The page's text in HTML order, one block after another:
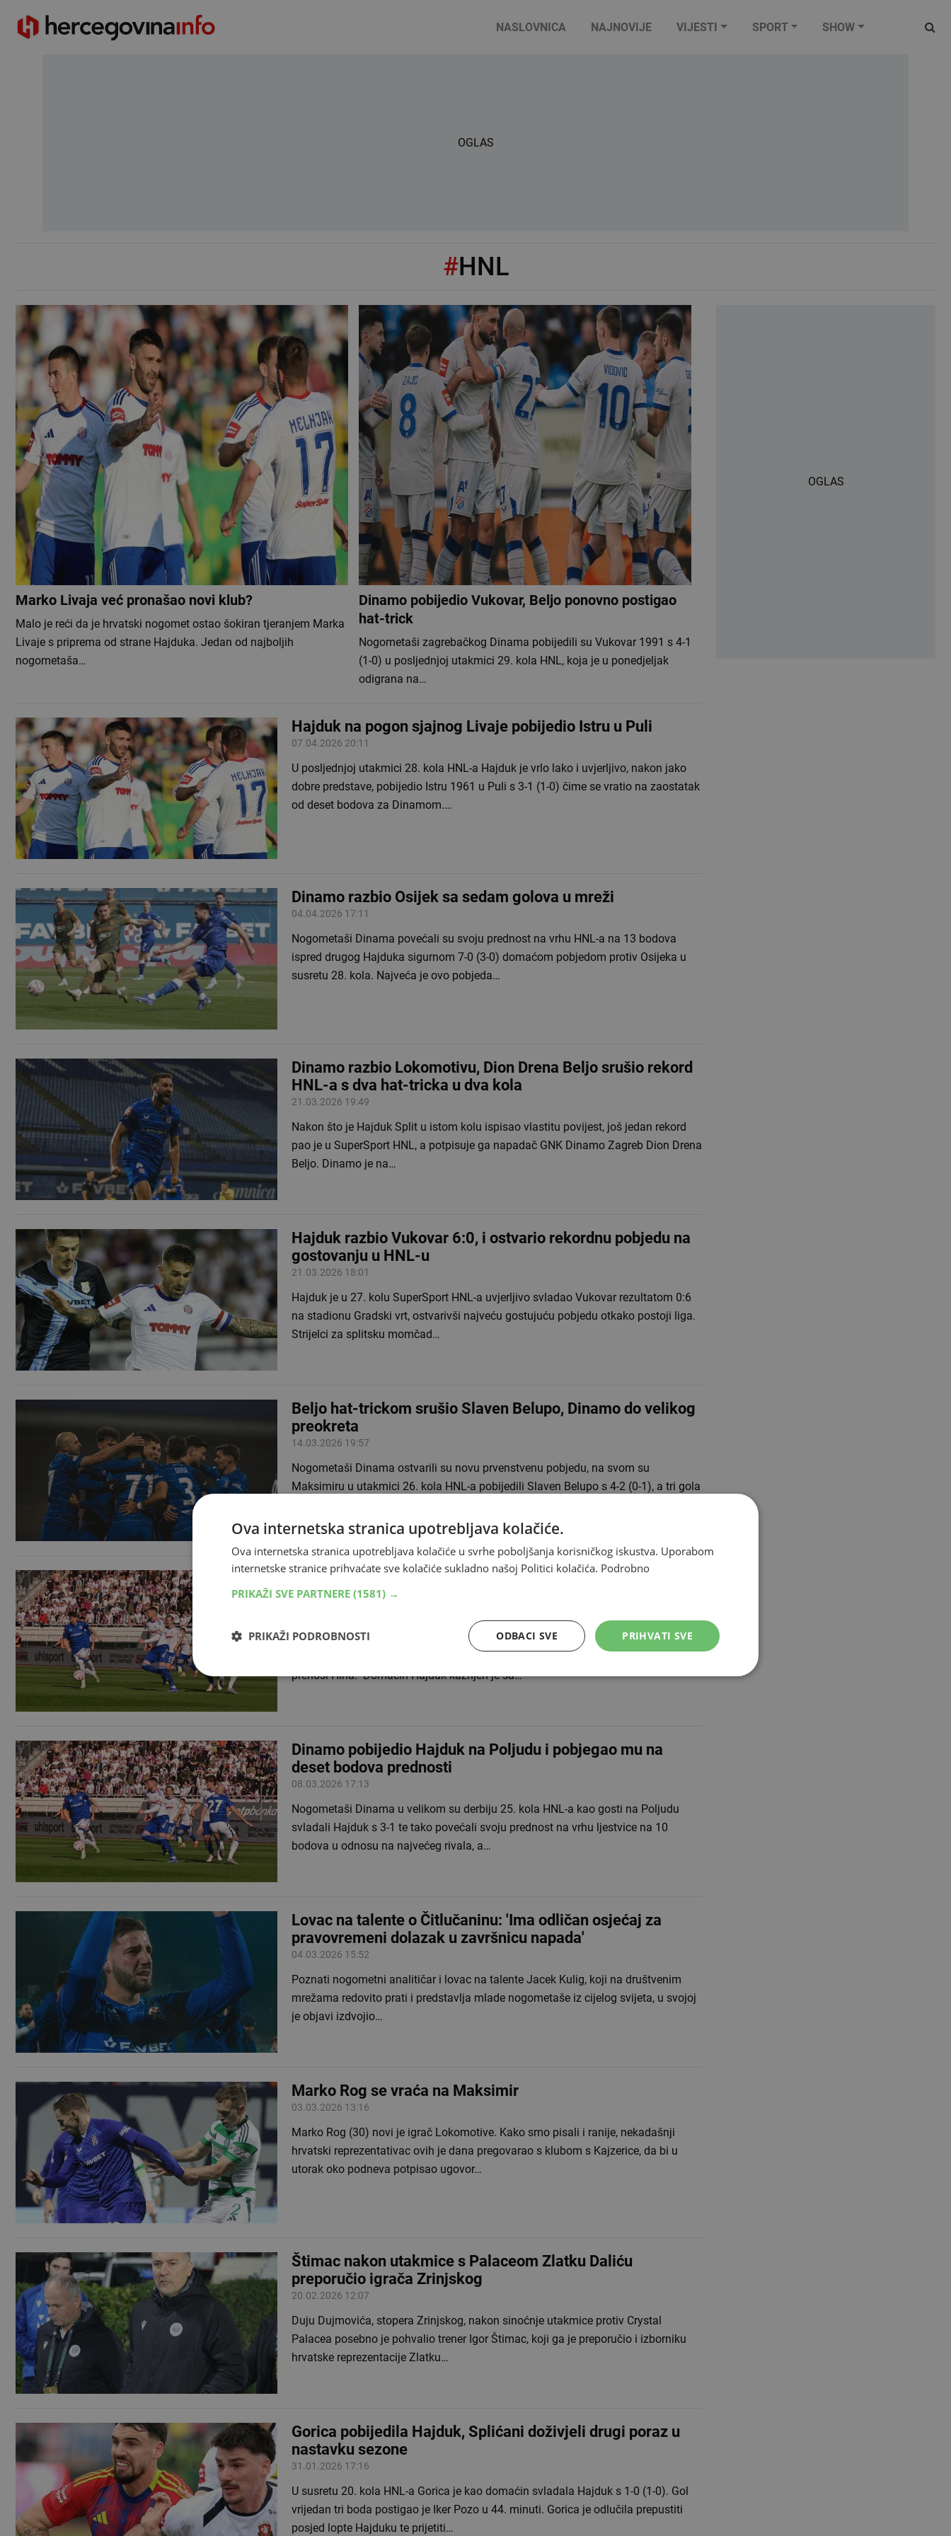
NASLOVNICA NAJNOVIJE VIJESTI SPORT SHOW
OGLAS
#HNL
Marko Livaja već pronašao novi klub?
Malo je reći da je hrvatski nogomet ostao šokiran tjeranjem Marka
Livaje s priprema od strane Hajduka. Jedan od najboljih
nogometaša…
Dinamo pobijedio Vukovar, Beljo ponovno postigao
hat-trick
Nogometaši zagrebačkog Dinama pobijedili su Vukovar 1991 s 4-1
(1-0) u posljednjoj utakmici 29. kola HNL, koja je u ponedjeljak
odigrana na…
Hajduk na pogon sjajnog Livaje pobijedio Istru u Puli
07.04.2026 20:11
U posljednjoj utakmici 28. kola HNL-a Hajduk je vrlo lako i uvjerljivo, nakon jako
dobre predstave, pobijedio Istru 1961 u Puli s 3-1 (1-0) čime se vratio na zaostatak
od deset bodova za Dinamom.…
Dinamo razbio Osijek sa sedam golova u mreži
04.04.2026 17:11
Nogometaši Dinama povećali su svoju prednost na vrhu HNL-a na 13 bodova
ispred drugog Hajduka sigurnom 7-0 (3-0) domaćom pobjedom protiv Osijeka u
susretu 28. kola. Najveća je ovo pobjeda…
Dinamo razbio Lokomotivu, Dion Drena Beljo srušio rekord
HNL-a s dva hat-tricka u dva kola
21.03.2026 19:49
Nakon što je Hajduk Split u istom kolu ispisao vlastitu povijest, još jedan rekord
pao je u SuperSport HNL, a potpisuje ga napadač GNK Dinamo Zagreb Dion Drena
Beljo. Dinamo je na…
Hajduk razbio Vukovar 6:0, i ostvario rekordnu pobjedu na
gostovanju u HNL-u
21.03.2026 18:01
Hajduk je u 27. kolu SuperSport HNL-a uvjerljivo svladao Vukovar rezultatom 0:6
na stadionu Gradski vrt, ostvarivši najveću gostujuću pobjedu otkako postoji liga.
Strijelci za splitsku momčad…
Beljo hat-trickom srušio Slaven Belupo, Dinamo do velikog
preokreta
14.03.2026 19:57
Nogometaši Dinama ostvarili su novu prvenstvenu pobjedu, na svom su
Maksimiru u utakmici 26. kola HNL-a pobijedili Slaven Belupo s 4-2 (0-1), a tri gola
Visoke kazne za Hajduk i Dinamo zbog pirotehnike,
rasizma i diskriminacije
Odlukom disciplinskog suca HNL-a Hajduk i Dinamo kažnjeni su sa po 35.000
prenosi Hina. Domaćin Hajduk kažnjen je sa…
Dinamo pobijedio Hajduk na Poljudu i pobjegao mu na
deset bodova prednosti
08.03.2026 17:13
Nogometaši Dinama u velikom su derbiju 25. kola HNL-a kao gosti na Poljudu
svladali Hajduk s 3-1 te tako povećali svoju prednost na vrhu ljestvice na 10
bodova u odnosu na najvećeg rivala, a…
Lovac na talente o Čitlučaninu: 'Ima odličan osjećaj za
pravovremeni dolazak u završnicu napada'
04.03.2026 15:52
Poznati nogometni analitičar i lovac na talente Jacek Kulig, koji na društvenim
mrežama redovito prati i predstavlja mlade nogometaše iz cijelog svijeta, u svojoj
je objavi izdvojio…
Marko Rog se vraća na Maksimir
03.03.2026 13:16
Marko Rog (30) novi je igrač Lokomotive. Kako smo pisali i ranije, nekadašnji
hrvatski reprezentativac ovih je dana pregovarao s klubom s Kajzerice, da bi u
utorak oko podneva potpisao ugovor…
Štimac nakon utakmice s Palaceom Zlatku Daliću
preporučio igrača Zrinjskog
20.02.2026 12:07
Duju Dujmovića, stopera Zrinjskog, nakon sinoćnje utakmice protiv Crystal
Palacea posebno je pohvalio trener Igor Štimac, koji ga je preporučio i izborniku
hrvatske reprezentacije Zlatku…
Gorica pobijedila Hajduk, Splićani doživjeli drugi poraz u
nastavku sezone
31.01.2026 17:16
U susretu 20. kola HNL-a Gorica je kao domaćin svladala Hajduk s 1-0 (1-0). Gol
vrijedan tri boda postigao je Iker Pozo u 44. minuti. Gorica je odlučila prepustiti
posjed lopte Hajduku te prijetiti…
OGLAS
Ova internetska stranica upotrebljava kolačiće.
Ova internetska stranica upotrebljava kolačiće u svrhe poboljšanja korisničkog iskustva. Uporabom
internetske stranice prihvaćate sve kolačiće sukladno našoj Politici kolačića. Podrobno
PRIKAŽI SVE PARTNERE (1581) →
PRIHVATI SVE
ODBACI SVE
PRIKAŽI PODROBNOSTI